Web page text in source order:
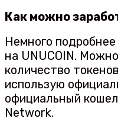
Как можно
Немного
на UNUCOIN.
количество
использую
официальный
Network.